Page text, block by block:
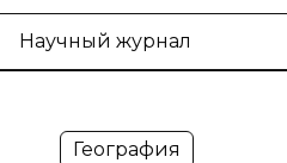
Научный журнал
География